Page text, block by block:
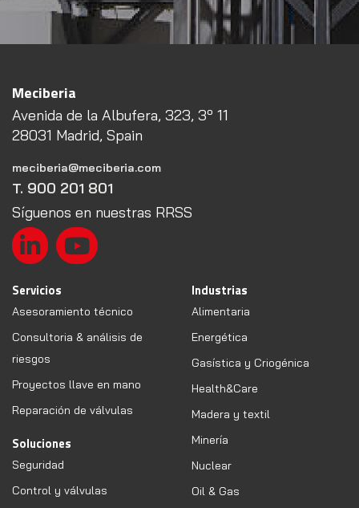
Meciberia
Avenida de la Albufera, 323, 3º 11
28031 Madrid, Spain
meciberia@meciberia.com
T. 900 201 801
Síguenos en nuestras RRSS
Servicios
Asesoramiento técnico
Consultoria & análisis de
riesgos
Proyectos llave en mano
Reparación de válvulas
Soluciones
Seguridad
Control y válvulas
Industrias
Alimentaria
Energética
Gasística y Criogénica
Health&Care
Madera y textil
Minería
Nuclear
Oil & Gas